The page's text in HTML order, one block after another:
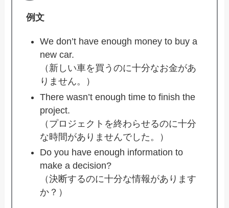
例文
We don’t have enough money to buy a
new car.
（新しい車を買うのに十分なお金があ
りません。）
There wasn’t enough time to finish the
project.
（プロジェクトを終わらせるのに十分
な時間がありませんでした。）
Do you have enough information to
make a decision?
（決断するのに十分な情報があります
か？）